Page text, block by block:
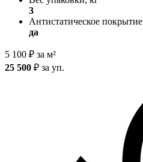
3
Антистатическое покрытие
да
5 100 ₽ за м²
25 500 ₽ за уп.